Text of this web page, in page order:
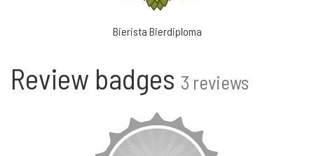
Bierista Bierdiploma
Review badges 3 reviews